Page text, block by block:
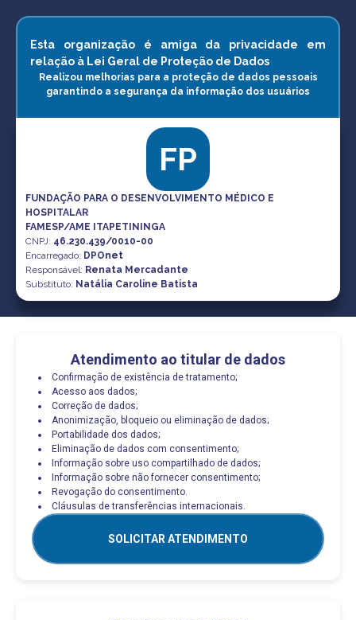
Esta organização é amiga da privacidade em
relação à Lei Geral de Proteção de Dados
Realizou melhorias para a proteção de dados pessoais
garantindo a segurança da informação dos usuários
FP
FUNDAÇÃO PARA O DESENVOLVIMENTO MÉDICO E
HOSPITALAR
FAMESP/AME ITAPETININGA
CNPJ: 46.230.439/0010-00
Encarregado: DPOnet
Responsável: Renata Mercadante
Substituto: Natália Caroline Batista
Atendimento ao titular de dados
Confirmação de existência de tratamento;
Acesso aos dados;
Correção de dados;
Anonimização, bloqueio ou eliminação de dados;
Portabilidade dos dados;
Eliminação de dados com consentimento;
Informação sobre uso compartilhado de dados;
Informação sobre não fornecer consentimento;
Revogação do consentimento.
Cláusulas de transferências internacionais.
SOLICITAR ATENDIMENTO